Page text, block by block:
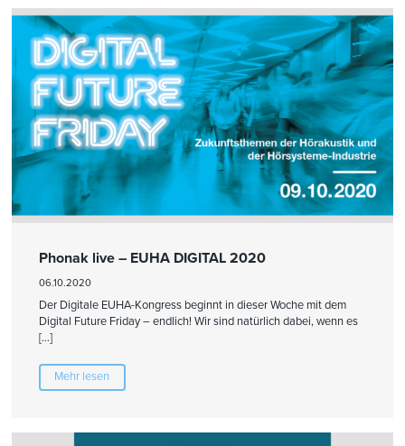
Phonak live – EUHA DIGITAL 2020
06.10.2020
Der Digitale EUHA-Kongress beginnt in dieser Woche mit dem
Digital Future Friday – endlich! Wir sind natürlich dabei, wenn es
[…]
Mehr lesen